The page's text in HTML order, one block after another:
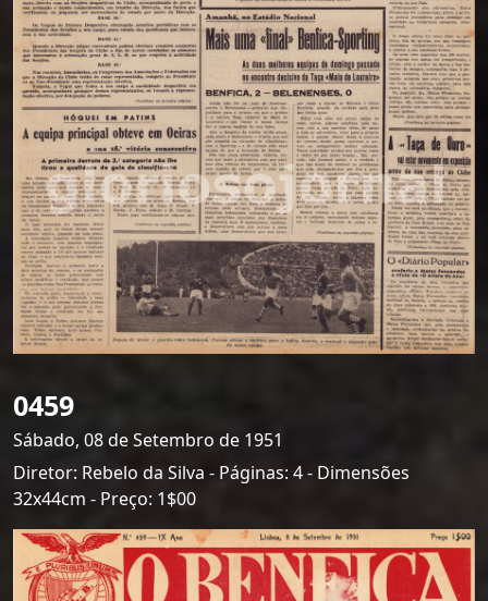
0459
Sábado, 08 de Setembro de 1951
Diretor: Rebelo da Silva - Páginas: 4 - Dimensões
32x44cm - Preço: 1$00